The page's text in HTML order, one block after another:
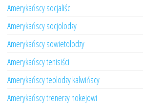
Amerykańscy socjaliści
Amerykańscy socjolodzy
Amerykańscy sowietolodzy
Amerykańscy tenisiści
Amerykańscy teolodzy kalwińscy
Amerykańscy trenerzy hokejowi